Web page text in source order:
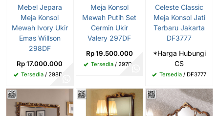
Mebel Jepara
Meja Konsol
Mewah Ivory Ukir
Emas Willson
298DF
Rp 17.000.000
Tersedia/ 298DF
Meja Konsol
Mewah Putih Set
Cermin Ukir
Valery 297DF
Rp 19.500.000
Tersedia/ 297DF
Celeste Classic
Meja Konsol Jati
Terbaru Jakarta
DF3777
*Harga Hubungi
CS
Tersedia / DF3777